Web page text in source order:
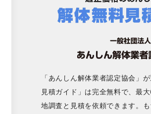
「あんしん解体業者認定協会」
見積ガイド」は完全無料で、最
地調査と見積を依頼できます。